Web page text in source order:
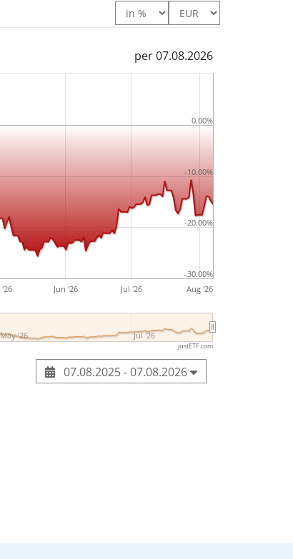
per 07.08.2026
'26 Jun '26 Jul '26 Aug '26
May '26 Jul '26
-30.00%
-20.00%
-10.00%
0.00%
justETF.com
07.08.2025 - 07.08.2026